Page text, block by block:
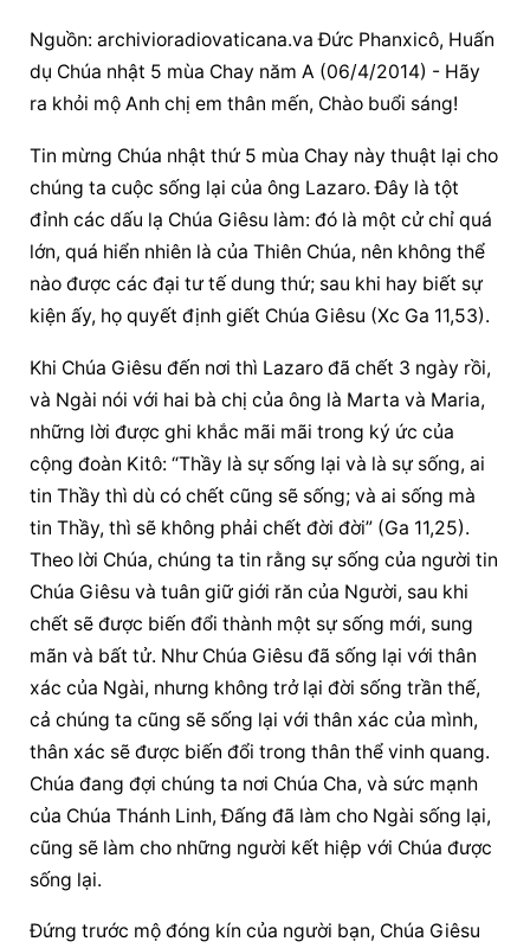
Nguồn: archivioradiovaticana.va Đức Phanxicô, Huấn
dụ Chúa nhật 5 mùa Chay năm A (06/4/2014) - Hãy
ra khỏi mộ Anh chị em thân mến, Chào buổi sáng!
Tin mừng Chúa nhật thứ 5 mùa Chay này thuật lại cho
chúng ta cuộc sống lại của ông Lazaro. Đây là tột
đỉnh các dấu lạ Chúa Giêsu làm: đó là một cử chỉ quá
lớn, quá hiển nhiên là của Thiên Chúa, nên không thể
nào được các đại tư tế dung thứ; sau khi hay biết sự
kiện ấy, họ quyết định giết Chúa Giêsu (Xc Ga 11,53).
Khi Chúa Giêsu đến nơi thì Lazaro đã chết 3 ngày rồi,
và Ngài nói với hai bà chị của ông là Marta và Maria,
những lời được ghi khắc mãi mãi trong ký ức của
cộng đoàn Kitô: “Thầy là sự sống lại và là sự sống, ai
tin Thầy thì dù có chết cũng sẽ sống; và ai sống mà
tin Thầy, thì sẽ không phải chết đời đời” (Ga 11,25).
Theo lời Chúa, chúng ta tin rằng sự sống của người tin
Chúa Giêsu và tuân giữ giới răn của Người, sau khi
chết sẽ được biến đổi thành một sự sống mới, sung
mãn và bất tử. Như Chúa Giêsu đã sống lại với thân
xác của Ngài, nhưng không trở lại đời sống trần thế,
cả chúng ta cũng sẽ sống lại với thân xác của mình,
thân xác sẽ được biến đổi trong thân thể vinh quang.
Chúa đang đợi chúng ta nơi Chúa Cha, và sức mạnh
của Chúa Thánh Linh, Đấng đã làm cho Ngài sống lại,
cũng sẽ làm cho những người kết hiệp với Chúa được
sống lại.
Đứng trước mộ đóng kín của người bạn, Chúa Giêsu